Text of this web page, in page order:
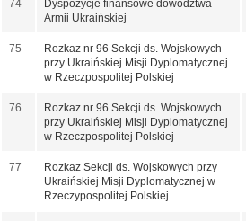
74
Dyspozycje finansowe dowództwa
Armii Ukraińskiej
75
Rozkaz nr 96 Sekcji ds. Wojskowych
przy Ukraińskiej Misji Dyplomatycznej
w Rzeczpospolitej Polskiej
76
Rozkaz nr 96 Sekcji ds. Wojskowych
przy Ukraińskiej Misji Dyplomatycznej
w Rzeczpospolitej Polskiej
77
Rozkaz Sekcji ds. Wojskowych przy
Ukraińskiej Misji Dyplomatycznej w
Rzeczypospolitej Polskiej